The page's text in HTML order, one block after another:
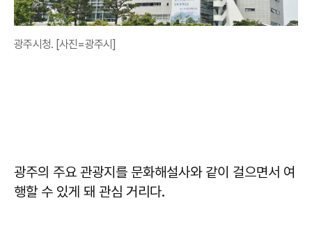
광주시청. [사진=광주시]
광주의 주요 관광지를 문화해설사와 같이 걸으면서 여
행할 수 있게 돼 관심 거리다.